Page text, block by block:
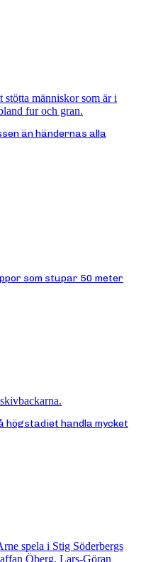
än händernas alla
som stupar 50 meter
handla mycket